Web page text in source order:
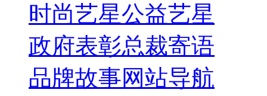
时尚艺星公益艺星
政府表彰总裁寄语
品牌故事网站导航